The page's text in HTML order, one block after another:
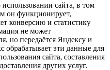
сайта, в том
он функционирует,
конверсию и статистику
не может
но передаётся Яндексу и
обрабатывает эти данные для
сайта, составления
других услуг.